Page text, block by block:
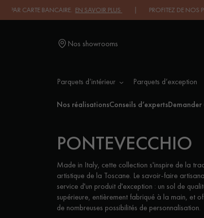
CARTE BANCAIRE.EN SAVOIR PLUS| PROFITEZ DE NOS
Nos showrooms
Parquets d’intérieur Parquets d’exception
Nos réalisationsConseils d’expertsDemander
PARQUET MASSIF
PARQUET
FLOTTANT
PARQUET HUILÉ
PARQUET EN
BRUT
PONTEVECCHIO
Made in Italy, cette collection s'inspire de la
artistique de la Toscane. Le savoir-faire
service d'un produit d'exception : un sol de
supérieure, entièrement fabriqué à la main, et
de nombreuses possibilités de personnalisation.